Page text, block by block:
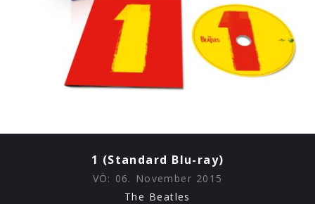
1 (Standard Blu-ray)
VÖ: 06. November 2015
The Beatles